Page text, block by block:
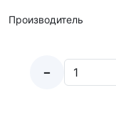
Производитель
-